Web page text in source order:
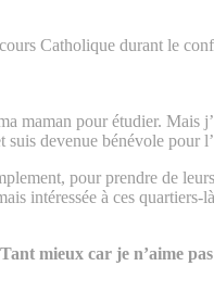
Catholique durant le
maman pour étudier. Mais
devenue bénévole pour
pour prendre de
intéressée à ces
mieux car je n’aime